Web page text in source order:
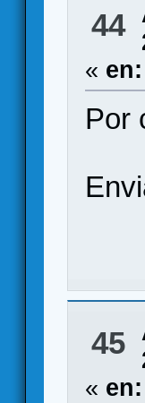
44
« en:
Por
45
« en: